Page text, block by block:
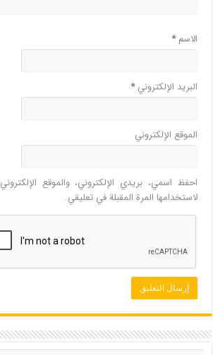
الاسم*
البريد الإلكتروني*
الموقع الإلكتروني
احفظ اسمي، بريدي الإلكتروني، والموقع
لاستخدامها المرة المقبلة في تعليقي.